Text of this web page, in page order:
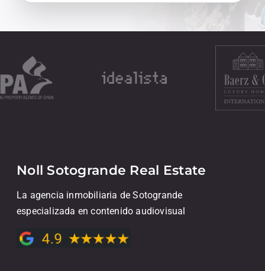
Noll Sotogrande Real Estate
La agencia inmobiliaria de Sotogrande
especializada en contenido audiovisual